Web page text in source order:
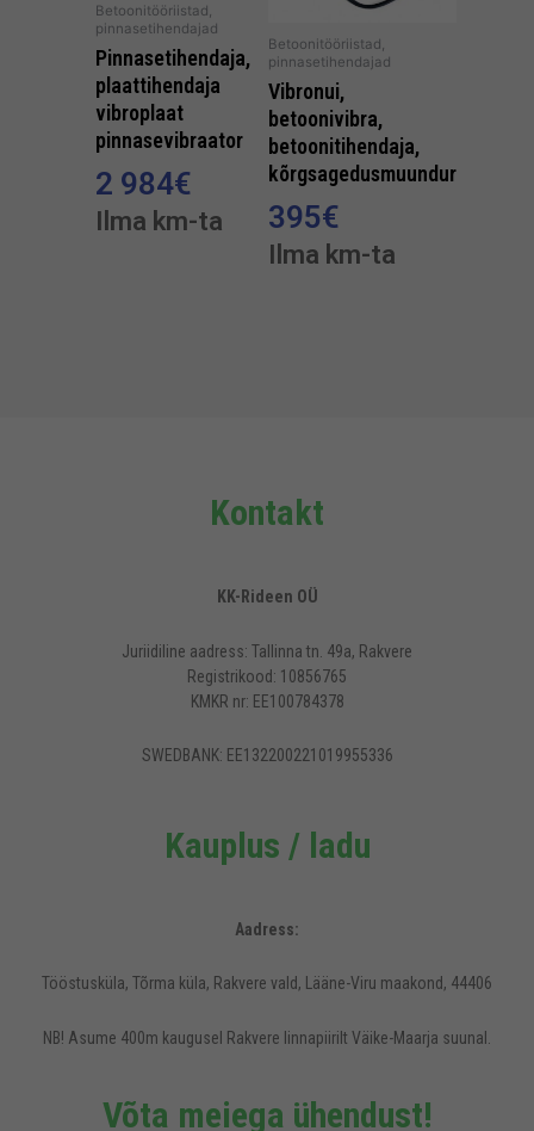
Betoonitööriistad,
pinnasetihendajad
Pinnasetihendaja,
plaattihendaja
vibroplaat
pinnasevibraator
2 984€
Ilma km-ta
Betoonitööriistad,
pinnasetihendajad
Vibronui,
betoonivibra,
betoonitihendaja,
kõrgsagedusmuundur
395€
Ilma km-ta
Kontakt
KK-Rideen OÜ
Juriidiline aadress: Tallinna tn. 49a, Rakvere
Registrikood: 10856765
KMKR nr: EE100784378
SWEDBANK: EE132200221019955336
Kauplus / ladu
Aadress:
Tööstusküla, Tõrma küla, Rakvere vald, Lääne-Viru maakond, 44406
NB! Asume 400m kaugusel Rakvere linnapiirilt Väike-Maarja suunal.
Võta meiega ühendust!